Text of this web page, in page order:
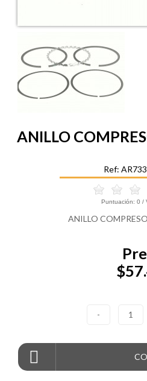
ANILLO
Ref:
Puntuación: 0 /
ANILLO
- 1